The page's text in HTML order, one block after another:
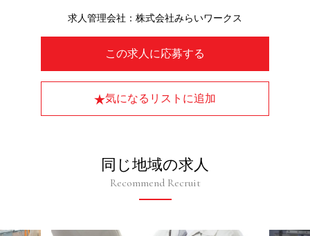
この求人に応募する
気になるリストに追加
求人管理会社：株式会社みらいワークス
同じ地域の求人
Recommend Recruit